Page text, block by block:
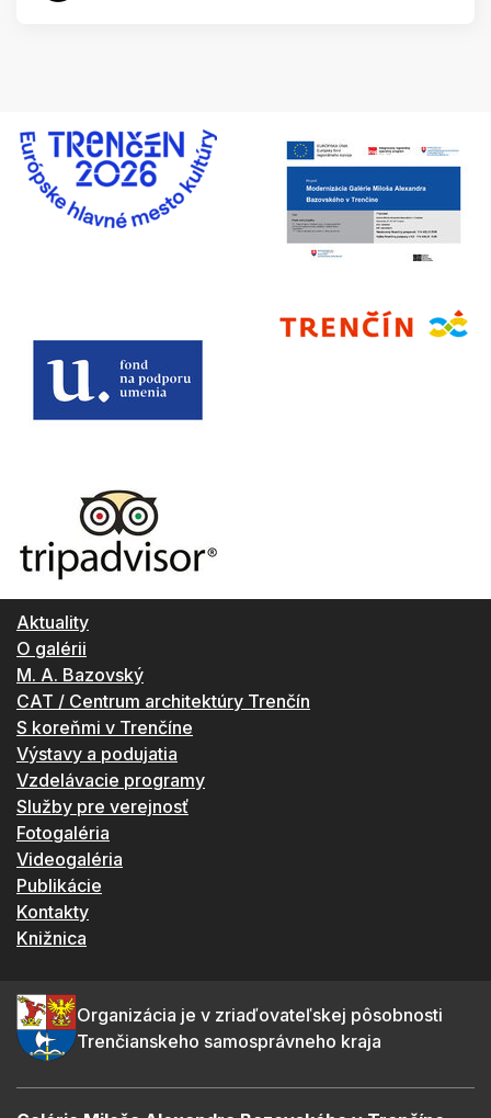
Aktuality
O galérii
M. A. Bazovský
CAT / Centrum architektúry Trenčín
S koreňmi v Trenčíne
Výstavy a podujatia
Vzdelávacie programy
Služby pre verejnosť
Fotogaléria
Videogaléria
Publikácie
Kontakty
Knižnica
Organizácia je v zriaďovateľskej pôsobnosti
Trenčianskeho samosprávneho kraja